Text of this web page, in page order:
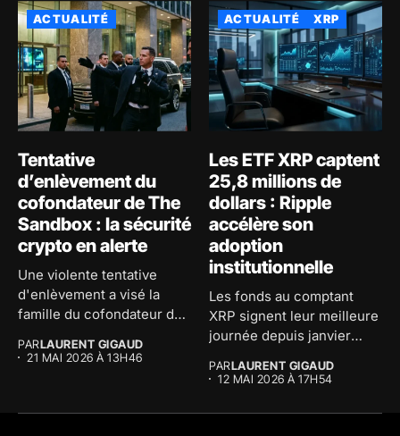
ACTUALITÉ
Tentative
d’enlèvement du
cofondateur de The
Sandbox : la sécurité
crypto en alerte
Une violente tentative
d'enlèvement a visé la
famille du cofondateur de
PARLAURENT GIGAUD
21 MAI 2026 À 13H46
ACTUALITÉ XRP
Les ETF XRP captent
25,8 millions de
dollars : Ripple
accélère son
adoption
institutionnelle
Les fonds au comptant
XRP signent leur meilleure
journée depuis janvier
PARLAURENT GIGAUD
12 MAI 2026 À 17H54